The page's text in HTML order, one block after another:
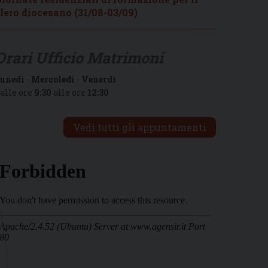
diocesano (31/08-03/09)
- Mercoledì - Venerdì
ore 9:30 alle ore 12:30
Vedi tutti gli appuntamenti